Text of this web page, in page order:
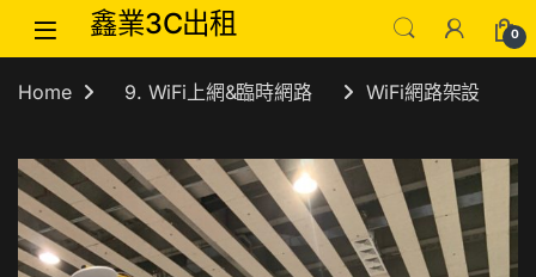
Skip to navigation
Skip to content鑫業3C出租 0
Home 9. WiFi上網&臨時網路 WiFi網路架設